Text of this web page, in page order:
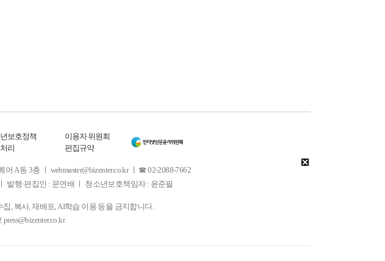
보호정책
리
이용자 위원회
편집규약
A동 3층 ㅣ webmaster@bizenter.co.kr ㅣ ☎ 02-2088-7662
발행·편집인 : 문연배 ㅣ 청소년보호책임자 : 윤준필
, 복사, 재배포, AI학습 이용 등을 금지합니다.
press@bizenter.co.kr